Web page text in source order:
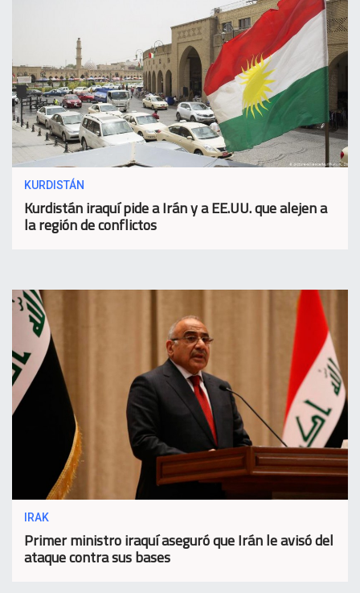
KURDISTÁN
Kurdistán iraquí pide a Irán y a EE.UU. que alejen a
la región de conflictos
IRAK
Primer ministro iraquí aseguró que Irán le avisó del
ataque contra sus bases